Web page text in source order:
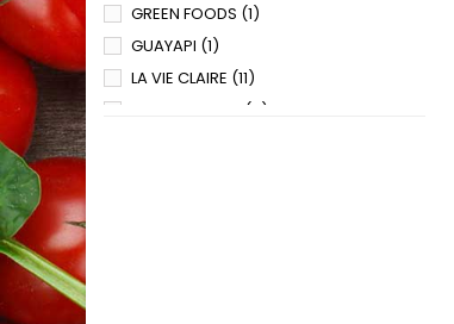
GREEN FOODS (1)
GUAYAPI (1)
LA VIE CLAIRE (11)
(5)